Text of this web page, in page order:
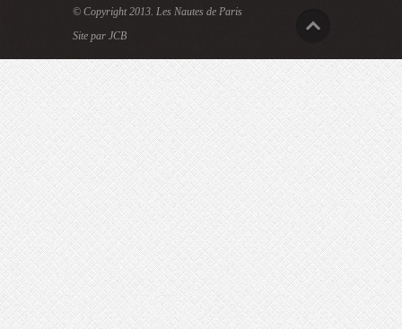
© Copyright 2013. Les Nautes de Paris
Site par JCB